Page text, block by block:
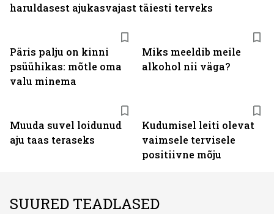
Päris palju on kinni
psüühikas: mõtle oma
valu minema
Miks meeldib meile
alkohol nii väga?
Muuda suvel loidunud
aju taas teraseks
Kudumisel leiti olevat
vaimsele tervisele
positiivne mõju
haruldasest ajukasvajast täiesti terveks
SUURED TEADLASED